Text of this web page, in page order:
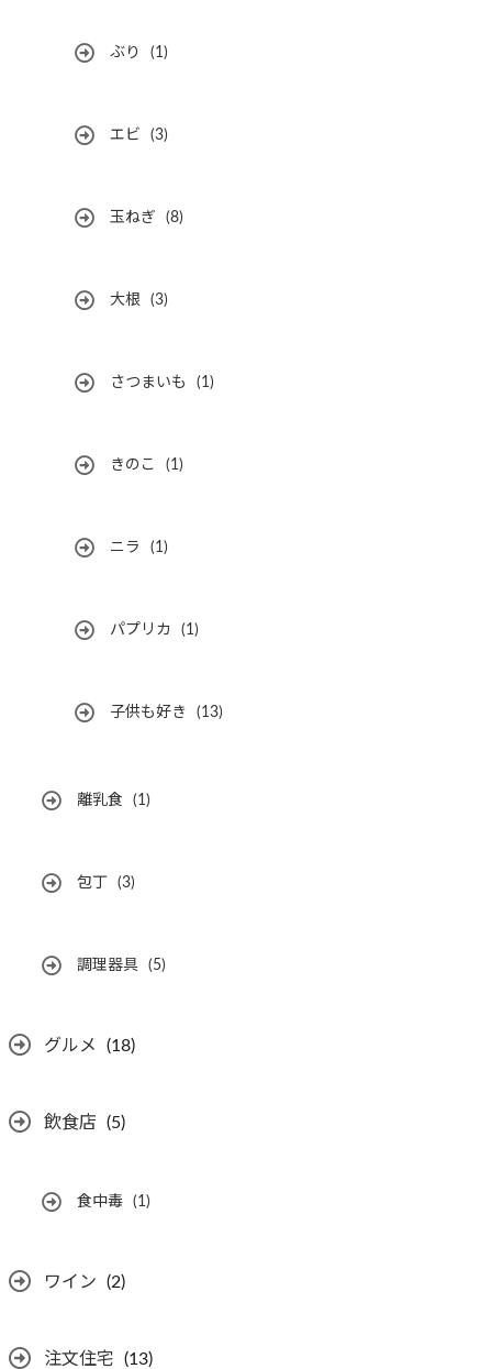
ぶり (1)
エビ (3)
玉ねぎ (8)
大根 (3)
さつまいも (1)
きのこ (1)
ニラ (1)
パプリカ (1)
子供も好き (13)
離乳食 (1)
包丁 (3)
調理器具 (5)
グルメ (18)
飲食店 (5)
食中毒 (1)
ワイン (2)
注文住宅 (13)